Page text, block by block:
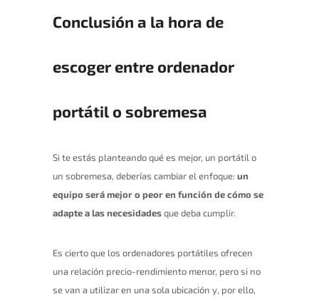
Conclusión a la hora de
escoger entre ordenador
portátil o sobremesa
Si te estás planteando qué es mejor, un portátil o
un sobremesa, deberías cambiar el enfoque: un
equipo será mejor o peor en función de cómo se
adapte a las necesidadesque deba cumplir.
Es cierto que los ordenadores portátiles ofrecen
una relación precio-rendimiento menor, pero si no
se van a utilizar en una sola ubicación y, por ello,